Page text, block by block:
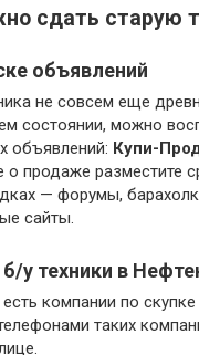
сдать старую
объявлений
не совсем еще
состоянии, можно
объявлений: Купи-
продаже разместите
— форумы,
сайты.
у техники в
компании по скупке
таких